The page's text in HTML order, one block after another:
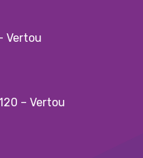
Vertou
– Vertou